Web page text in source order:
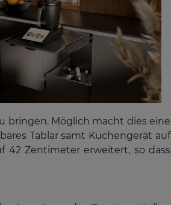
bringen. Möglich macht dies eine
Tablar samt Küchengerät auf
42 Zentimeter erweitert, so dass